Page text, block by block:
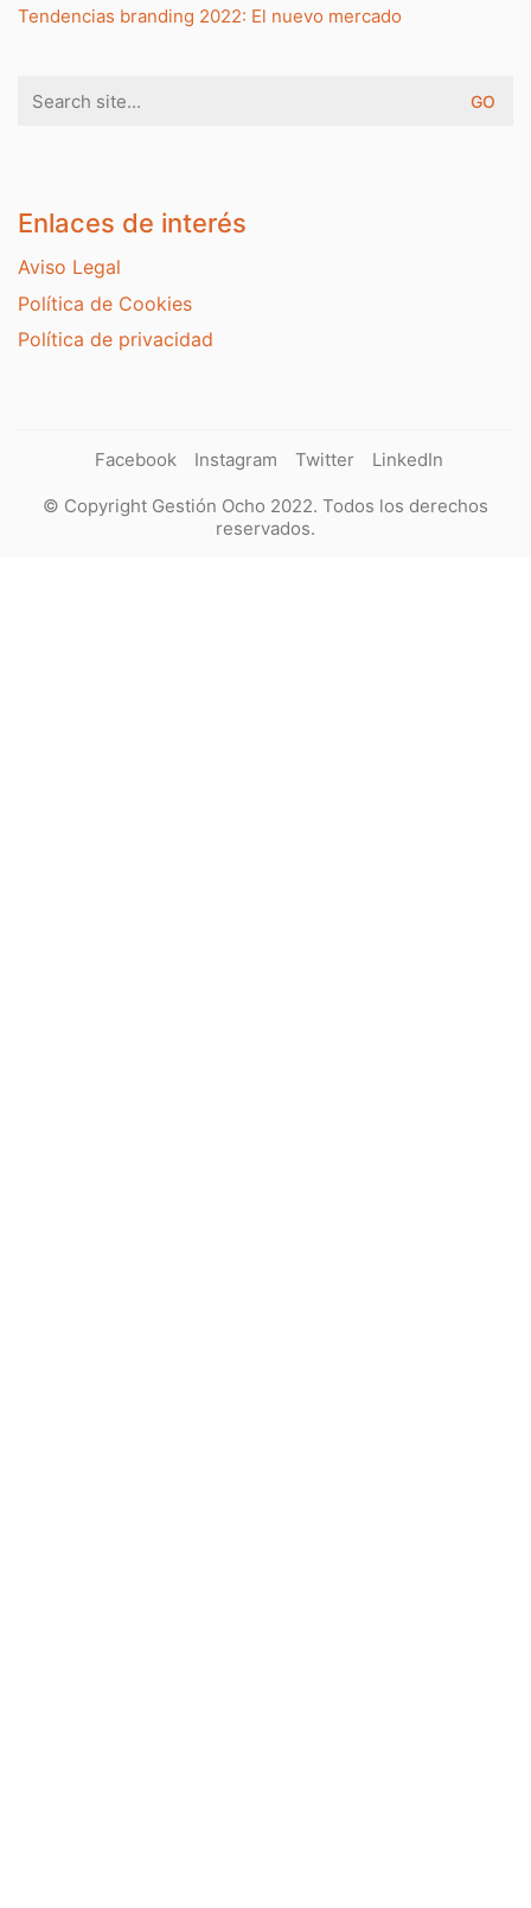
Tendencias branding 2022: El nuevo mercado
for:
Enlaces de interés
Aviso Legal
Política de Cookies
Política de privacidad
Facebook Instagram Twitter LinkedIn
© Copyright Gestión Ocho 2022. Todos los derechos
reservados.